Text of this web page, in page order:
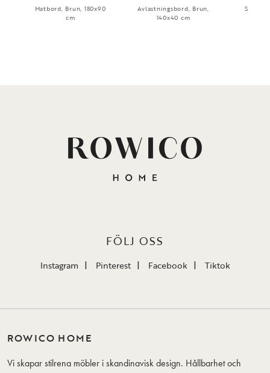
Matbord, Brun, 180x90
cm
Avlastningsbord, Brun,
140x40 cm
Stol,
FÖLJ OSS
Instagram Pinterest Facebook Tiktok
ROWICO HOME
Vi skapar stilrena möbler i skandinavisk design. Hållbarhet och